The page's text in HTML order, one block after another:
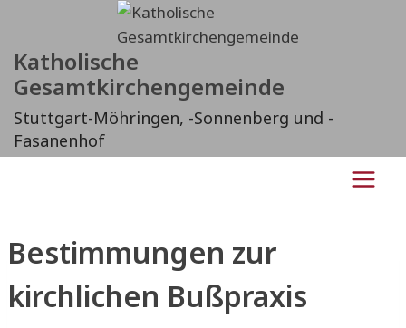
springen
Katholische
Gesamtkirchengemeinde
Stuttgart-Möhringen, -Sonnenberg und -
Fasanenhof
Bestimmungen zur
kirchlichen Bußpraxis